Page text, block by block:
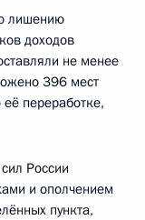
лишению
доходов
не менее
396 мест
переработке,
России
и ополчением
пункта,